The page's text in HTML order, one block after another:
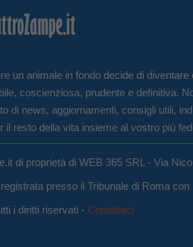
un animale in fondo decide di
coscienziosa, prudente e definitiva.
di news, aggiornamenti, consigli utili,
il resto della vita insieme al vostro più
di proprietà di WEB 365 SRL - Via
presso il Tribunale di Roma con
i diritti riservati - Contattaci